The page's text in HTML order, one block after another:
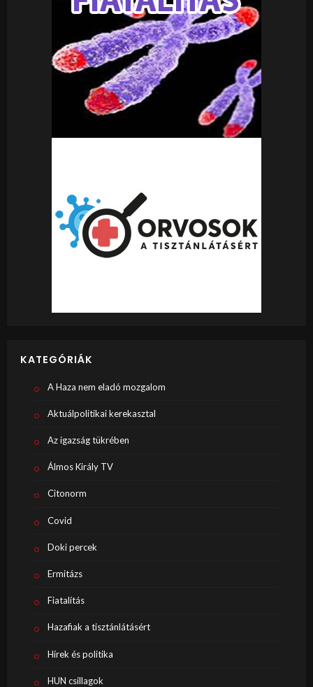
KATEGÓRIÁK
A Haza nem eladó mozgalom
Aktuálpolitikai kerekasztal
Az igazság tükrében
Álmos Király TV
Citonorm
Covid
Doki percek
Ermitázs
Fiatalítás
Hazafiak a tisztánlátásért
Hírek és politika
HUN csillagok